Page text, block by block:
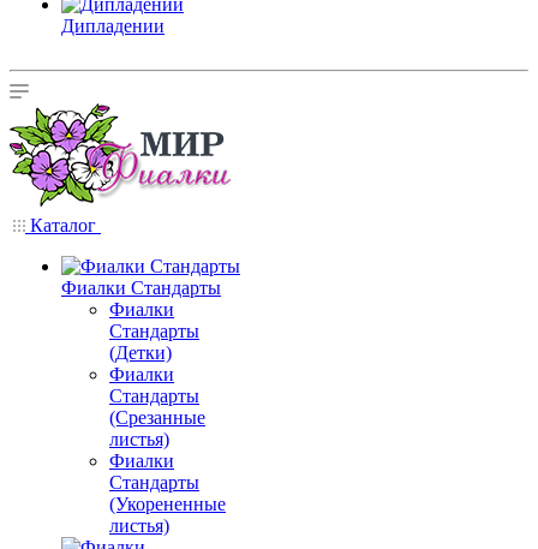
Дипладении
Каталог
Фиалки Стандарты
Фиалки
Стандарты
(Детки)
Фиалки
Стандарты
(Срезанные
листья)
Фиалки
Стандарты
(Укорененные
листья)